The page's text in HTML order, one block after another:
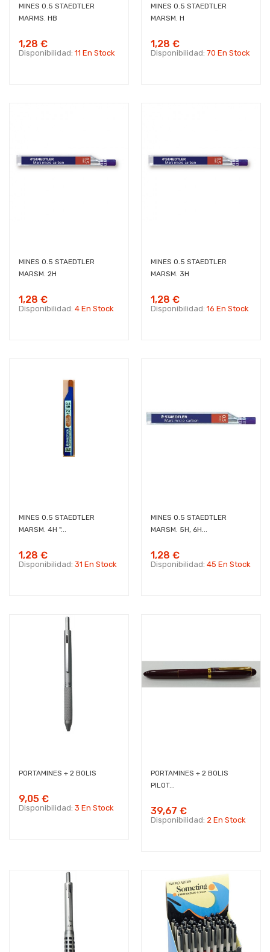
MINES 0.5 STAEDTLER
MARMS. HB
1,28 €
Disponibilidad: 11 En Stock
MINES 0.5 STAEDTLER
MARSM. H
1,28 €
Disponibilidad: 70 En Stock
MINES 0.5 STAEDTLER
MARSM. 2H
1,28 €
Disponibilidad: 4 En Stock
MINES 0.5 STAEDTLER
MARSM. 3H
1,28 €
Disponibilidad: 16 En Stock
MINES 0.5 STAEDTLER
MARSM. 4H "...
1,28 €
Disponibilidad: 31 En Stock
MINES 0.5 STAEDTLER
MARSM. 5H, 6H...
1,28 €
Disponibilidad: 45 En Stock
PORTAMINES + 2 BOLIS
9,05 €
Disponibilidad: 3 En Stock
PORTAMINES + 2 BOLIS
PILOT...
39,67 €
Disponibilidad: 2 En Stock